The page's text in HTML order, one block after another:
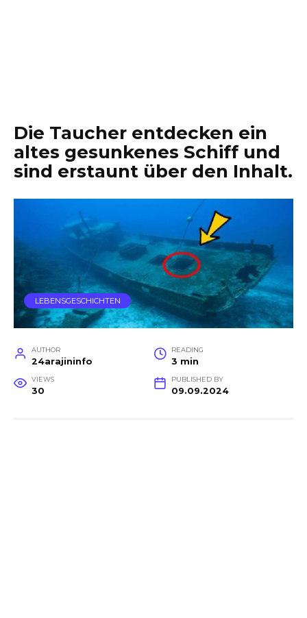
Die Taucher entdecken ein
altes gesunkenes Schiff und
sind erstaunt über den Inhalt.
LEBENSGESCHICHTEN
AUTHOR
24arajininfo
READING
3 min
VIEWS
30
PUBLISHED BY
09.09.2024